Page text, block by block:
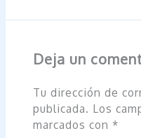
Deja un
Tu dirección de
publicada. Los
marcados con *